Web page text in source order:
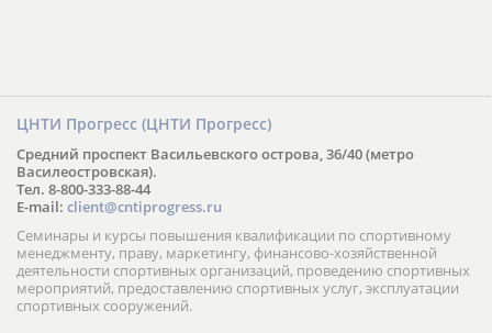
ЦНТИ Прогресс (ЦНТИ Прогресс)
Средний проспект Васильевского острова, 36/40 (метро
Василеостровская).
Тел. 8-800-333-88-44
E-mail: client@cntiprogress.ru
Семинары и курсы повышения квалификации по спортивному
менеджменту, праву, маркетингу, финансово-хозяйственной
деятельности спортивных организаций, проведению спортивных
мероприятий, предоставлению спортивных услуг, эксплуатации
спортивных сооружений.